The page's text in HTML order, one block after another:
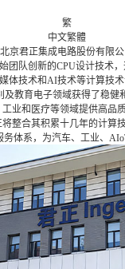
繁
中文繁體
北京君正集成电路股份有限
团队创新的CPU设计技术
体技术和AI技术等计算技
及教育电子领域获得了稳健
业和医疗等领域提供高
整合其积累十几年的计
体系，为汽车、工业、